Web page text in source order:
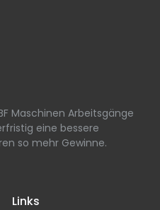
Maschinen Arbeitsgänge
eine bessere
so mehr Gewinne.
Links